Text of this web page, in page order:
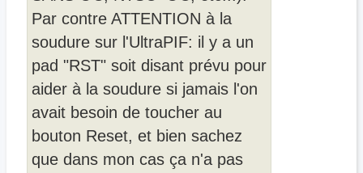
Par contre ATTENTION à la
soudure sur l'UltraPIF: il y a un
pad "RST" soit disant prévu pour
aider à la soudure si jamais l'on
avait besoin de toucher au
bouton Reset, et bien sachez
que dans mon cas ça n'a pas